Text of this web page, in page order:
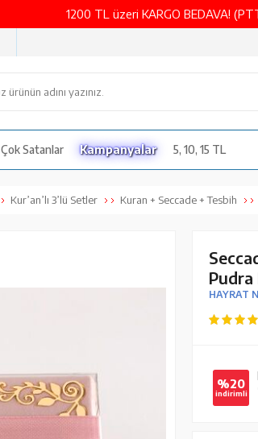
1200 TL üzeri KARGO BEDAVA!
Çok Satanlar Kampanyalar 5, 10, 15 TL
Kur’an’lı 3’lü Setler Kuran + Seccade + Tesbih
Pudra
HAYRAT
%20
indirimli